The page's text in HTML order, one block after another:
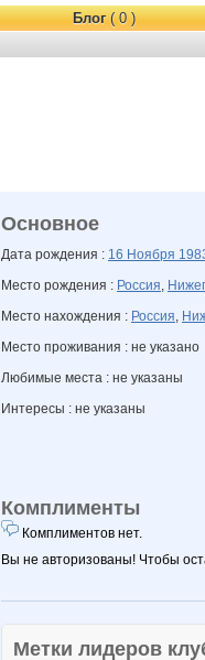
Блог( 0 )
Основное
Дата рождения : 16 Ноября
Место рождения : Россия,
Место нахождения : Россия,
Место проживания : не указано
Любимые места : не указаны
Интересы : не указаны
Комплименты
Комплиментов нет.
Вы не авторизованы! Чтобы
Метки лидеров